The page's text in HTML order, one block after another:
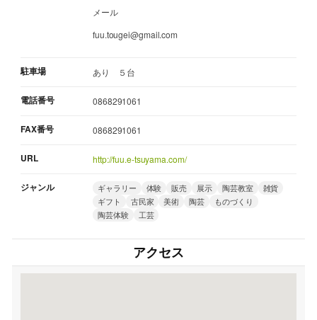
メール
fuu.tougei@gmail.com
駐車場 あり ５台
電話番号 0868291061
FAX番号 0868291061
URL http://fuu.e-tsuyama.com/
ジャンル ギャラリー 体験 販売 展示 陶芸教室
雑貨
ギフト
古民家 美術 陶芸
ものづくり
陶芸体験
工芸
アクセス